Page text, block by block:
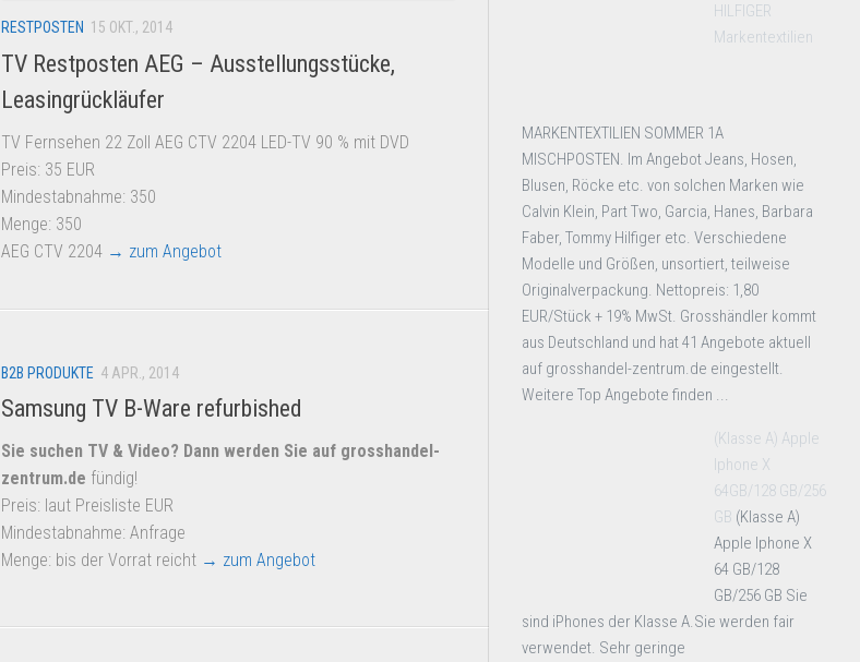
RESTPOSTEN 15 OKT., 2014
TV Restposten AEG – Ausstellungsstücke,
Leasingrückläufer
TV Fernsehen 22 Zoll AEG CTV 2204 LED-TV 90 % mit DVD
Preis: 35 EUR
Mindestabnahme: 350
Menge: 350
AEG CTV 2204 → zum Angebot
B2B PRODUKTE 4 APR., 2014
Samsung TV B-Ware refurbished
Sie suchen TV & Video? Dann werden Sie auf grosshandel-
zentrum.de fündig!
Preis: laut Preisliste EUR
Mindestabnahme: Anfrage
Menge: bis der Vorrat reicht → zum Angebot
HILFIGER
Markentextilien
MARKENTEXTILIEN SOMMER 1A
MISCHPOSTEN. Im Angebot Jeans, Hosen,
Blusen, Röcke etc. von solchen Marken wie
Calvin Klein, Part Two, Garcia, Hanes, Barbara
Faber, Tommy Hilfiger etc. Verschiedene
Modelle und Größen, unsortiert, teilweise
Originalverpackung. Nettopreis: 1,80
EUR/Stück + 19% MwSt. Grosshändler kommt
aus Deutschland und hat 41 Angebote aktuell
auf grosshandel-zentrum.de eingestellt.
Weitere Top Angebote finden ...
(Klasse A) Apple
Iphone X
64GB/128 GB/256
GB (Klasse A)
Apple Iphone X
64 GB/128
GB/256 GB Sie
sind iPhones der Klasse A.Sie werden fair
verwendet. Sehr geringe